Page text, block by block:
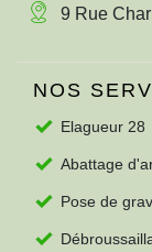
9 Rue
NOS
Elagueur 28
Abattage
Pose de